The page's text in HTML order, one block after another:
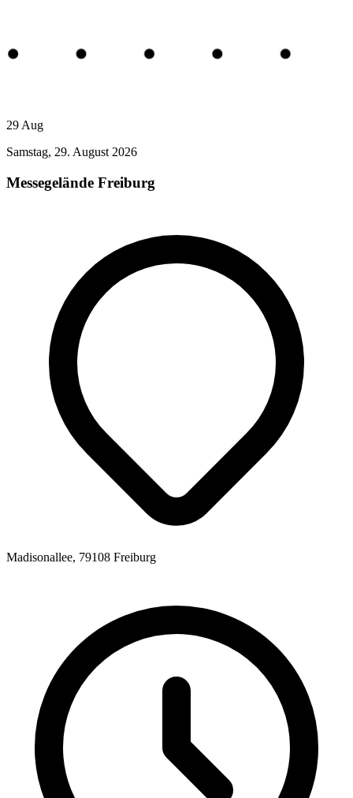
29Aug
Samstag, 29. August 2026
Messegelände Freiburg
Madisonallee, 79108 Freiburg